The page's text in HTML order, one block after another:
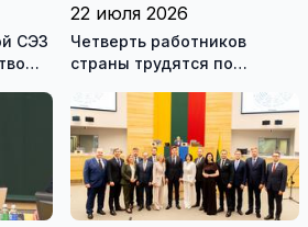
СЭЗ
22 июля 2026
Четверть работников
страны трудятся по
это выгодно и
сотрудникам, и
работодателям